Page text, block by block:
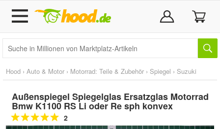
Hood › Auto & Motor › Motorrad: Teile & Zubehör › Spiegel › Suzuki
Außenspiegel Spiegelglas Ersatzglas Motorrad
Bmw K1100 RS Li oder Re sph konvex
2